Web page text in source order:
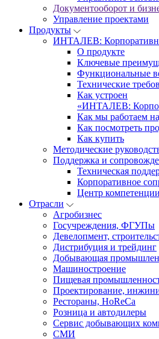
Документооборот и
Управление проектами
Продукты
ИНТАЛЕВ:
О продукте
Ключевые
Функциональные
Технические
Как устроен
«ИНТАЛЕВ:
Как мы работаем
Как посмотреть
Как купить
Методические
Поддержка и
Техническая
Корпоративное
Центр компетенции
Отрасли
Агробизнес
Госучреждения, ФГУПы
Девелопмент,
Дистрибуция и трейдинг
Добывающая
Машиностроение
Пищевая
Проектирование,
Рестораны, HoReCa
Розница и автодилеры
Сервис добывающих
СМИ